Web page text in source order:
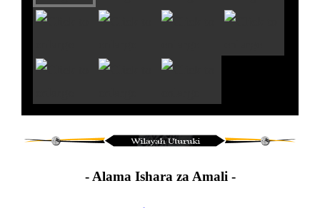
- Alama Ishara za Amali -